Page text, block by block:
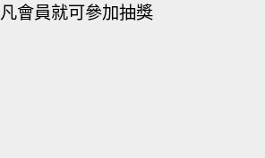
凡會員就可參加抽獎